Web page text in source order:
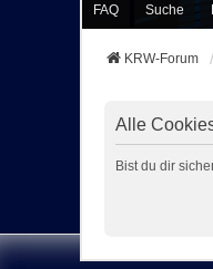
FAQ Suche
KRW-Forum
Alle
Bist du dir